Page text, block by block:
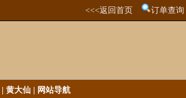
<<<返回首页 订单查询
黄大仙 网站导航